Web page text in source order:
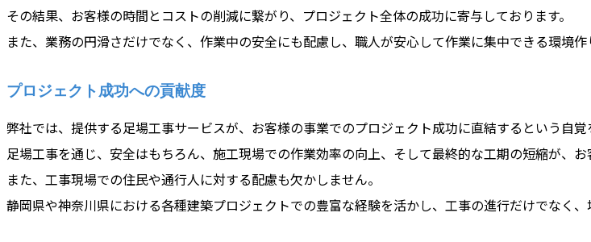
その結果、お客様の時間とコストの削減に繋がり、プロジェクト全体の成功に寄与しております。
また、業務の円滑さだけでなく、作業中の安全にも配慮し、職人が安心して作業に集中できる環境作
プロジェクト成功への貢献度
弊社では、提供する足場工事サービスが、お客様の事業でのプロジェクト成功に直結するという自覚
足場工事を通じ、安全はもちろん、施工現場での作業効率の向上、そして最終的な工期の短縮が、お
また、工事現場での住民や通行人に対する配慮も欠かしません。
静岡県や神奈川県における各種建築プロジェクトでの豊富な経験を活かし、工事の進行だけでなく